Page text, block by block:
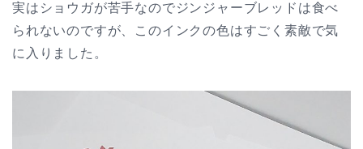
実はショウガが苦手なのでジンジャーブレッドは食べ
られないのですが、このインクの色はすごく素敵で気
に入りました。